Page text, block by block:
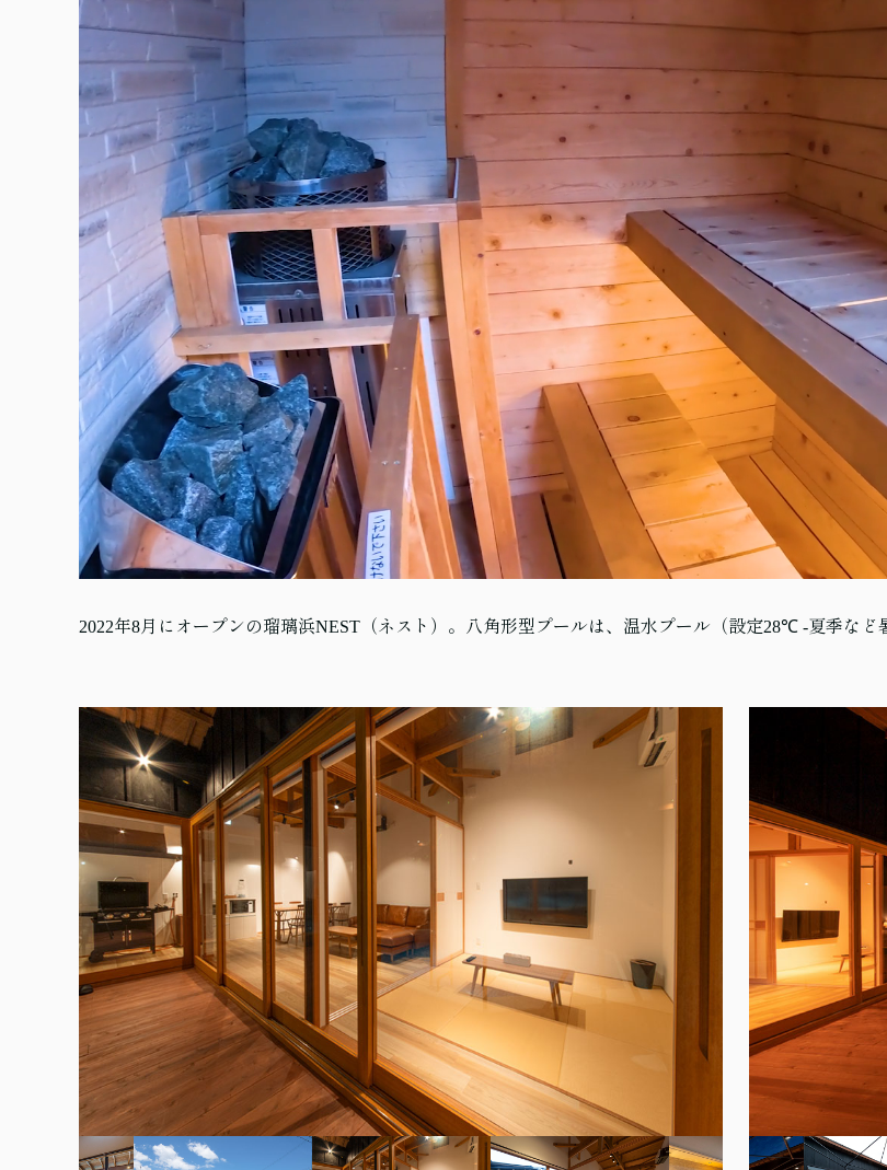
2022年8月にオープンの瑠璃浜NEST（ネスト）。八角形型プールは、温水プール（設定28℃ -夏季など